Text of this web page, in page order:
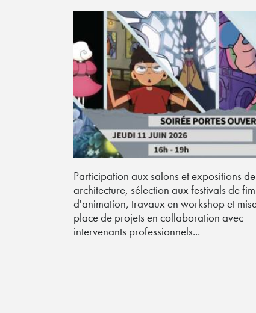
Participation aux salons et expositions
architecture, sélection aux festivals de fim
d'animation, travaux en workshop et
place de projets en collaboration avec
intervenants professionnels...